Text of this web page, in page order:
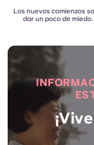
Los nuevos comienzos
dar un poco de